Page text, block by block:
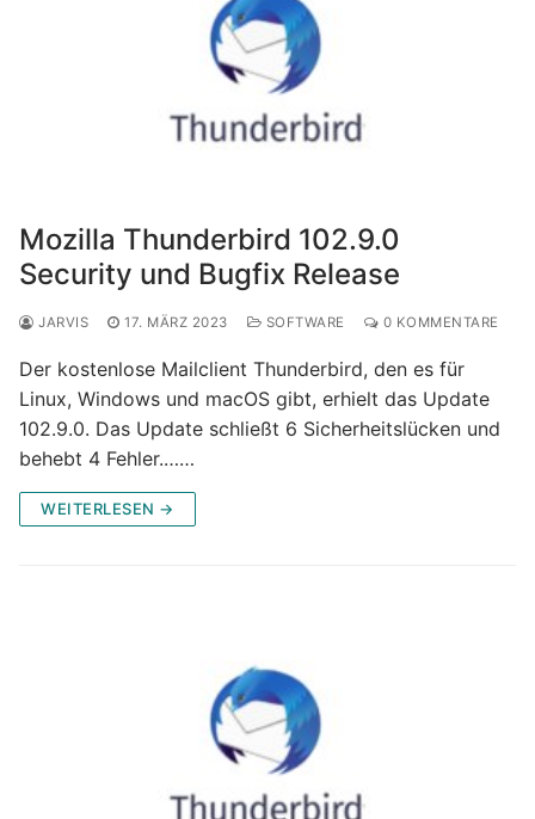
Mozilla Thunderbird 102.9.0
Security und Bugfix Release
JARVIS 17. MÄRZ 2023 SOFTWARE 0 KOMMENTARE
Der kostenlose Mailclient Thunderbird, den es für
Linux, Windows und macOS gibt, erhielt das Update
102.9.0. Das Update schließt 6 Sicherheitslücken und
behebt 4 Fehler.……
WEITERLESEN →